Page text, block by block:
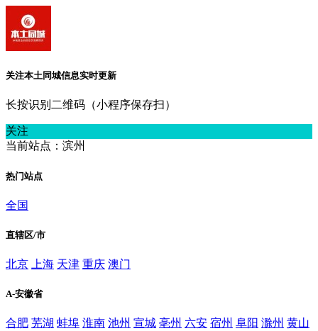
关注本土同城信息实时更新
长按识别二维码（小程序保存扫）
关注
当前站点：滨州
热门站点
全国
直辖区/市
北京 上海 天津 重庆 澳门
A-安徽省
合肥 芜湖 蚌埠 淮南 池州 宣城 亳州 六安 宿州 阜阳 滁州 黄山